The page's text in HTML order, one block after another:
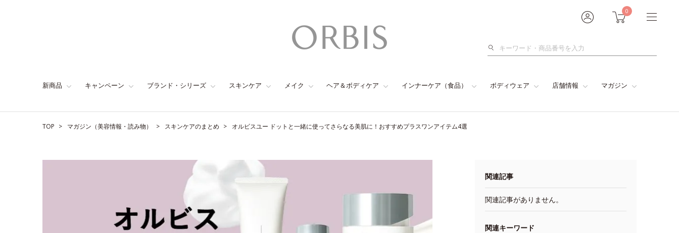
0
検
新商品 キャンペーン ブランド・シリーズ スキンケア メイク ヘア＆ボディケア インナーケア（食品） ボディウェア 店舗情報 マガジン
TOP マガジン（美容情報・読み物） スキンケアのまとめ オルビスユー ドットと一緒に使ってさらなる美肌に！おすすめプラスワンアイテム4選
関連記事
関連記事がありません。
関連キーワード